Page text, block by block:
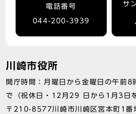
電話番号
044-200-3939
サ
川崎市役所
開庁時間：月曜日から金曜日の午前
で（祝休日・12月29 日から1月3日
〒210-8577川崎市川崎区宮本町1番